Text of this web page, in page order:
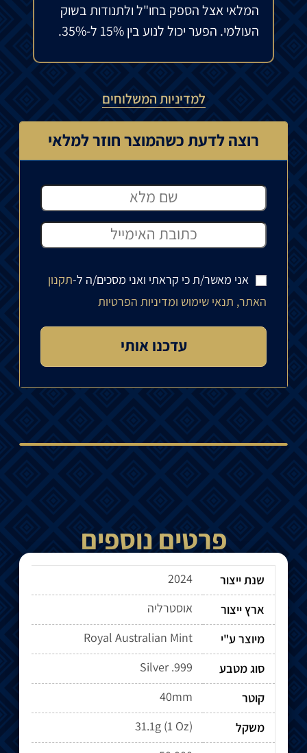
המלאי אצל הספק בחו"ל ולתנודות בשוק
העולמי. הפער יכול לנוע בין 15% ל-35%.
למדיניות המשלוחים
רוצה לדעת כשהמוצר חוזר למלאי
אני מאשר/ת כי קראתי ואני מסכים/ה ל-תקנון
האתר, תנאי שימוש ומדיניות הפרטיות
פרטים נוספים
שנת ייצור
2024
ארץ ייצור
אוסטרליה
מיוצר ע"י
Royal Australian Mint
סוג מטבע
Silver .999
קוטר
40mm
משקל
31.1g (1 Oz)